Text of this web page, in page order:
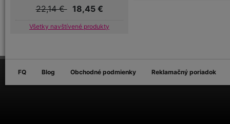
22,14 € 18,45 €
Všetky navštívené produkty
FQ Blog Obchodné podmienky Reklamačný poriadok